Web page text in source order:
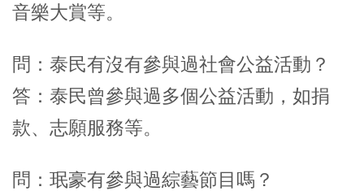
音樂大賞等。
問：泰民有沒有參與過社會公益活動？
答：泰民曾參與過多個公益活動，如捐
款、志願服務等。
問：珉豪有參與過綜藝節目嗎？